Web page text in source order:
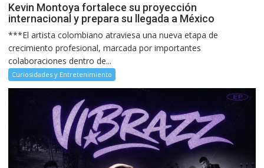
Kevin Montoya fortalece su proyección
internacional y prepara su llegada a México
***El artista colombiano atraviesa una nueva etapa de
crecimiento profesional, marcada por importantes
colaboraciones dentro de...
Curiosidades y Entretenimiento